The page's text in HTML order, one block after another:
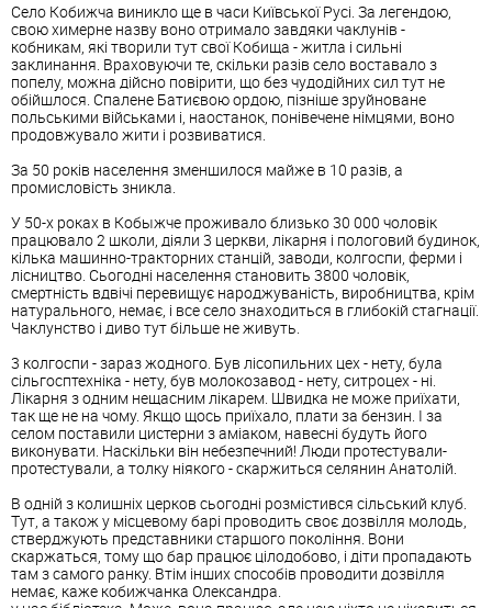
Село Кобижча виникло ще в часи Київської Русі. За легендою,
свою химерне назву воно отримало завдяки чаклунів -
кобникам, які творили тут свої Кобища - житла і сильні
заклинання. Враховуючи те, скільки разів село воставало з
попелу, можна дійсно повірити, що без чудодійних сил тут не
обійшлося. Спалене Батиєвою ордою, пізніше зруйноване
польськими військами і, наостанок, понівечене німцями, воно
продовжувало жити і розвиватися.
За 50 років населення зменшилося майже в 10 разів, а
промисловість зникла.
У 50-х роках в Кобыжче проживало близько 30 000 чоловік
працювало 2 школи, діяли 3 церкви, лікарня і пологовий будинок,
кілька машинно-тракторних станцій, заводи, колгоспи, ферми і
лісництво. Сьогодні населення становить 3800 чоловік,
смертність вдвічі перевищує народжуваність, виробництва, крім
натурального, немає, і все село знаходиться в глибокій стагнації.
Чаклунство і диво тут більше не живуть.
3 колгоспи - зараз жодного. Був лісопильних цех - нету, була
сільгосптехніка - нету, був молокозавод - нету, ситроцех - ні.
Лікарня з одним нещасним лікарем. Швидка не може приїхати,
так ще не на чому. Якщо щось приїхало, плати за бензин. І за
селом поставили цистерни з аміаком, навесні будуть його
виконувати. Наскільки він небезпечний! Люди протестували-
протестували, а толку ніякого - скаржиться селянин Анатолій.
В одній з колишніх церков сьогодні розмістився сільський клуб.
Тут, а також у місцевому барі проводить своє дозвілля молодь,
стверджують представники старшого покоління. Вони
скаржаться, тому що бар працює цілодобово, і діти пропадають
там з самого ранку. Втім інших способів проводити дозвілля
немає, каже кобижчанка Олександра.